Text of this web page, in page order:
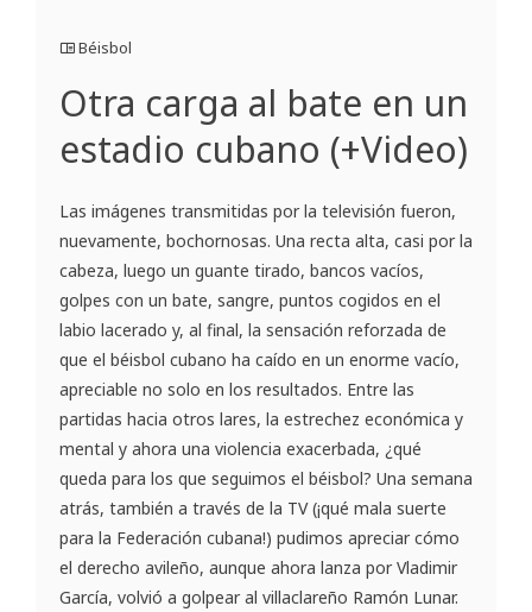
Béisbol
Otra carga al bate en un
estadio cubano (+Video)
Las imágenes transmitidas por la televisión fueron,
nuevamente, bochornosas. Una recta alta, casi por la
cabeza, luego un guante tirado, bancos vacíos,
golpes con un bate, sangre, puntos cogidos en el
labio lacerado y, al final, la sensación reforzada de
que el béisbol cubano ha caído en un enorme vacío,
apreciable no solo en los resultados. Entre las
partidas hacia otros lares, la estrechez económica y
mental y ahora una violencia exacerbada, ¿qué
queda para los que seguimos el béisbol? Una semana
atrás, también a través de la TV (¡qué mala suerte
para la Federación cubana!) pudimos apreciar cómo
el derecho avileño, aunque ahora lanza por Vladimir
García, volvió a golpear al villaclareño Ramón Lunar.